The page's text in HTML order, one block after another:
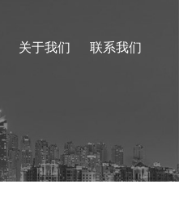
关于我们 联系我们